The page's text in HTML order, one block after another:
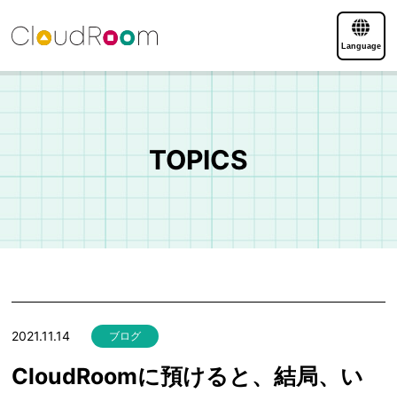
Language
TOPICS
2021.11.14 ブログ
CloudRoomに預けると、結局、い